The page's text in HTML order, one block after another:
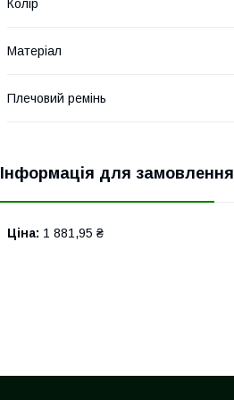
Колір
Матеріал
Плечовий ремінь
Інформація для замовлення
Ціна: 1 881,95 ₴